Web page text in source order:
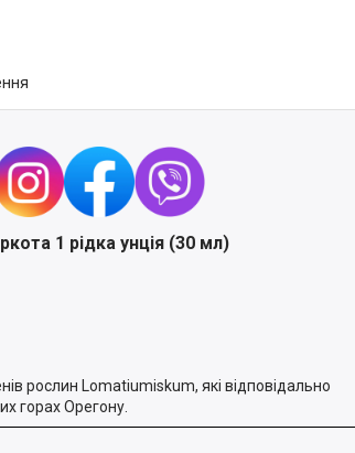
1 рідка унція (30 мл)
рослин Lomatiumiskum, які відповідально
горах Орегону.